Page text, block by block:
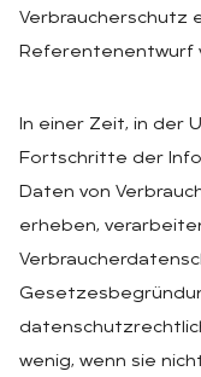
Verbraucherschutz
Referentenentwurf
In einer Zeit, in der
Fortschritte der
Daten von
erheben,
wenig, wenn sie